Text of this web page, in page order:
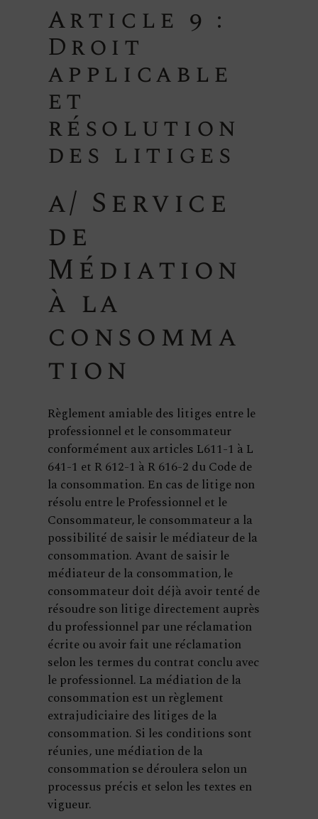
Article 9 :
Droit
applicable
et
résolution
des litiges
a/ Service
de
Médiation
à la
consomma
tion
Règlement amiable des litiges entre le
professionnel et le consommateur
conformément aux articles L611-1 à L
641-1 et R 612-1 à R 616-2 du Code de
la consommation. En cas de litige non
résolu entre le Professionnel et le
Consommateur, le consommateur a la
possibilité de saisir le médiateur de la
consommation. Avant de saisir le
médiateur de la consommation, le
consommateur doit déjà avoir tenté de
résoudre son litige directement auprès
du professionnel par une réclamation
écrite ou avoir fait une réclamation
selon les termes du contrat conclu avec
le professionnel. La médiation de la
consommation est un règlement
extrajudiciaire des litiges de la
consommation. Si les conditions sont
réunies, une médiation de la
consommation se déroulera selon un
processus précis et selon les textes en
vigueur.